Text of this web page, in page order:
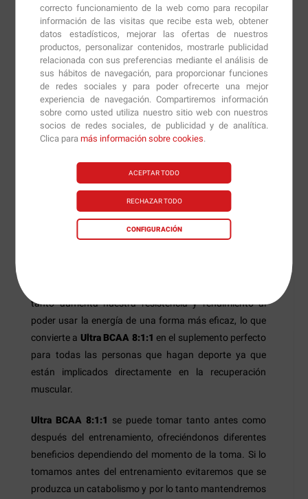
correcto funcionamiento de la web como para recopilar
información de las visitas que recibe esta web, obtener
datos estadísticos, mejorar las ofertas de nuestros
productos, personalizar contenidos, mostrarle publicidad
relacionada con sus preferencias mediante el análisis de
sus hábitos de navegación, para proporcionar funciones
de redes sociales y para poder ofrecerte una mejor
experiencia de navegación. Compartiremos información
sobre como usted utiliza nuestro sitio web con nuestros
socios de redes sociales, de publicidad y de analítica.
Clica paramás información sobre cookies.
ACEPTAR TODO
RECHAZAR TODO
CONFIGURACIÓN
formato en tableta, nos aportan 1500 mg de BCAA por
cada una de ellas. Se trata de un suplemento que nos
proporcionará una recuperación muscular muy
efectiva, gracias a su ratio de 8:1:1 de los aminoácidos
leucina, isoleucina y valina respectivamente.
Esta potente combinación de BCAA, ofrecerá a nuestro
organismo una fuente ideal de leucina, isoleucina y
musculares y crear nuevas para así, evitar el
catabolismo y aumentar el anabolismo muscular.
Hay estudios que demuestran que la leucina es el
aminoácido ramificado más importante en la
tanto aumenta nuestra resistencia y rendimiento al
poder usar la energía de una forma más eficaz, lo que
convierte a Ultra BCAA 8:1:1 en el suplemento perfecto
para todas las personas que hagan deporte ya que
están implicados directamente en la recuperación
muscular.
Ultra BCAA 8:1:1 se puede tomar tanto antes como
después del entrenamiento, ofreciéndonos diferentes
beneficios dependiendo del momento de la toma. Si lo
tomamos antes del entrenamiento evitaremos que se
produzca un catabolismo y por lo tanto mantendremos